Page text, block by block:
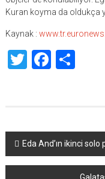
Kuran koyma da oldukça
Kaynak :
Twitter
Yazı
dolaşımı
Eda And’ın ikinci